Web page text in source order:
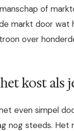
of
markt door wat
over
kost als
even simpel
nog steeds. Het